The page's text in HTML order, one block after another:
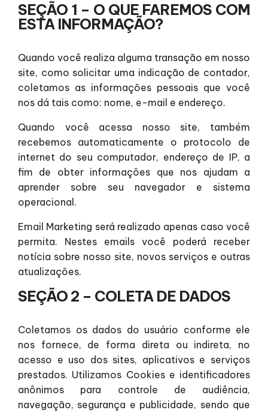
SEÇÃO 1 – O QUE FAREMOS COM
ESTA INFORMAÇÃO?
Quando você realiza alguma transação em nosso
site, como solicitar uma indicação de contador,
coletamos as informações pessoais que você
nos dá tais como: nome, e-mail e endereço.
Quando você acessa nosso site, também
recebemos automaticamente o protocolo de
internet do seu computador, endereço de IP, a
fim de obter informações que nos ajudam a
aprender sobre seu navegador e sistema
operacional.
Email Marketing será realizado apenas caso você
permita. Nestes emails você poderá receber
notícia sobre nosso site, novos serviços e outras
atualizações.
SEÇÃO 2 – COLETA DE DADOS
Coletamos os dados do usuário conforme ele
nos fornece, de forma direta ou indireta, no
acesso e uso dos sites, aplicativos e serviços
prestados. Utilizamos Cookies e identificadores
anônimos para controle de audiência,
navegação, segurança e publicidade, sendo que